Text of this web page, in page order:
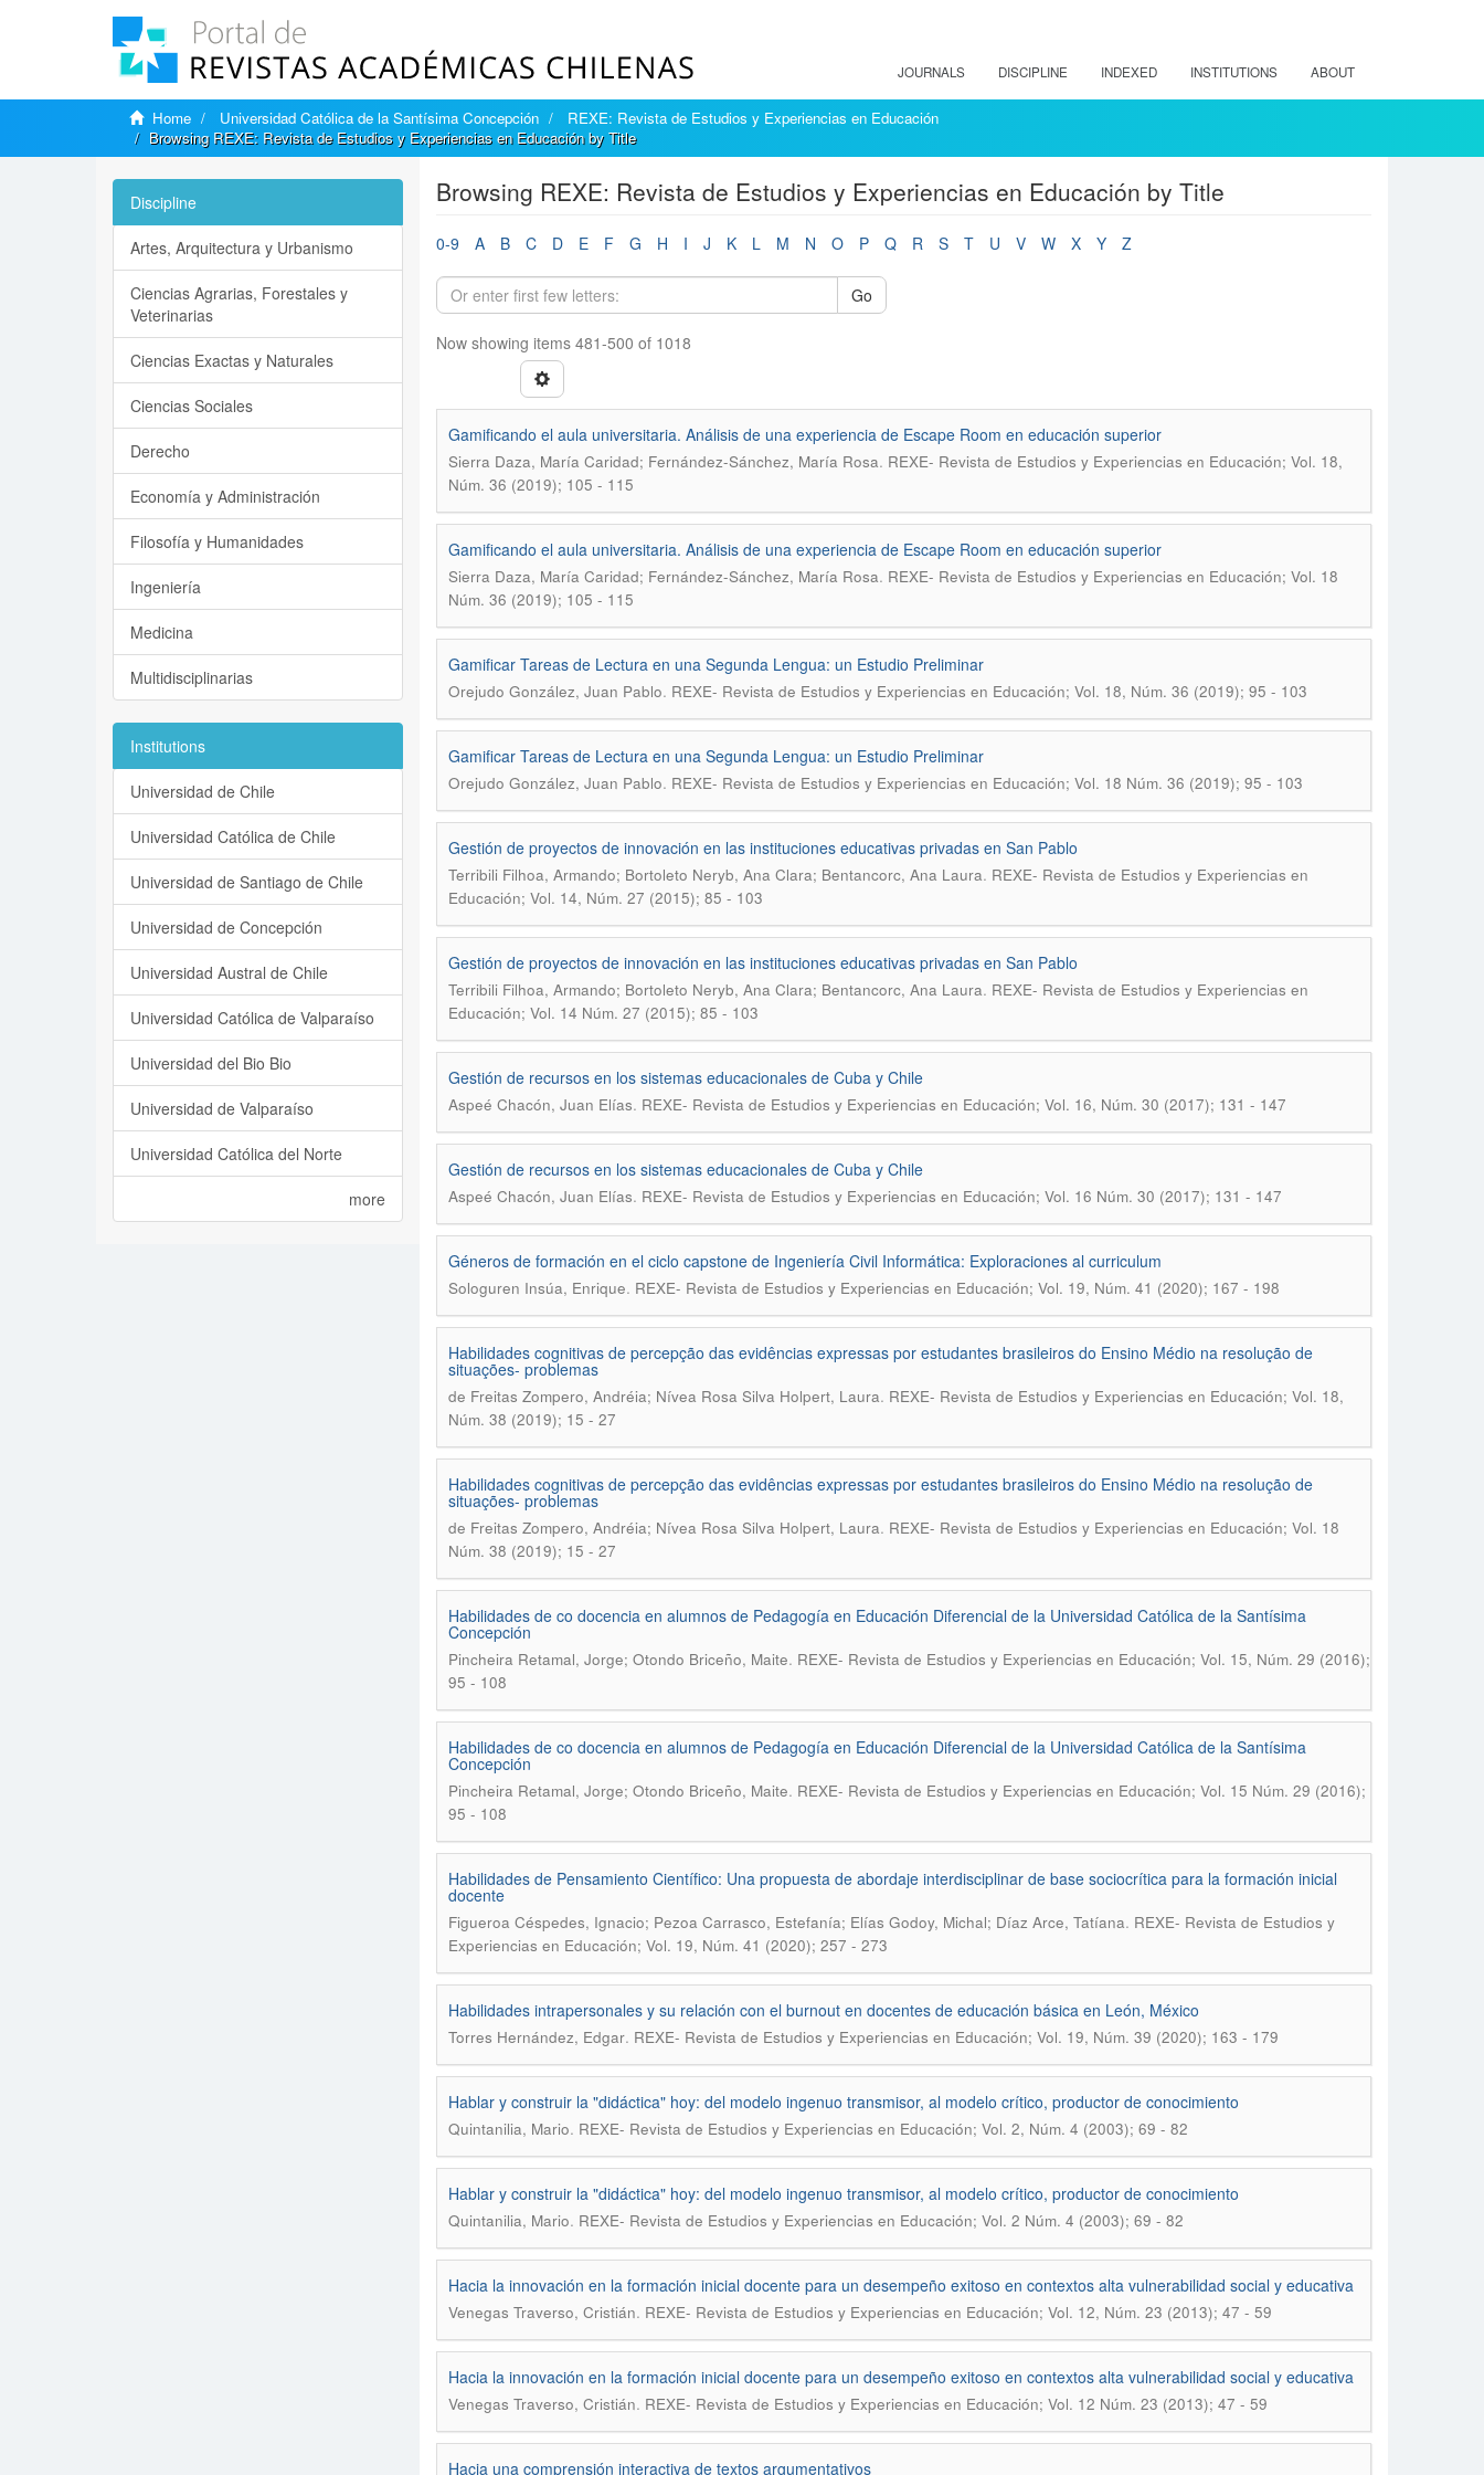
JOURNALS DISCIPLINE INDEXED INSTITUTIONS ABOUT
Home Universidad Católica de la Santísima Concepción
REXE: Revista de Estudios y Experiencias en Educación
Browsing REXE: Revista de Estudios y Experiencias en Educación by Title
Browsing REXE: Revista de Estudios y Experiencias en Educación by Title
0-9 A B C D E F G H I J K L M N O P Q R S T U V W X Y Z
Go
Now showing items 481-500 of 1018
Gamificando el aula universitaria. Análisis de una experiencia de Escape Room en educación superior
Sierra Daza, María Caridad; Fernández-Sánchez, María Rosa. REXE- Revista de Estudios y Experiencias en Educación; Vol. 18,
Núm. 36 (2019); 105 - 115
Gamificando el aula universitaria. Análisis de una experiencia de Escape Room en educación superior
Sierra Daza, María Caridad; Fernández-Sánchez, María Rosa. REXE- Revista de Estudios y Experiencias en Educación; Vol. 18
Núm. 36 (2019); 105 - 115
Gamificar Tareas de Lectura en una Segunda Lengua: un Estudio Preliminar
Orejudo González, Juan Pablo. REXE- Revista de Estudios y Experiencias en Educación; Vol. 18, Núm. 36 (2019); 95 - 103
Gamificar Tareas de Lectura en una Segunda Lengua: un Estudio Preliminar
Orejudo González, Juan Pablo. REXE- Revista de Estudios y Experiencias en Educación; Vol. 18 Núm. 36 (2019); 95 - 103
Gestión de proyectos de innovación en las instituciones educativas privadas en San Pablo
Terribili Filhoa, Armando; Bortoleto Neryb, Ana Clara; Bentancorc, Ana Laura. REXE- Revista de Estudios y Experiencias en
Educación; Vol. 14, Núm. 27 (2015); 85 - 103
Gestión de proyectos de innovación en las instituciones educativas privadas en San Pablo
Terribili Filhoa, Armando; Bortoleto Neryb, Ana Clara; Bentancorc, Ana Laura. REXE- Revista de Estudios y Experiencias en
Educación; Vol. 14 Núm. 27 (2015); 85 - 103
Gestión de recursos en los sistemas educacionales de Cuba y Chile
Aspeé Chacón, Juan Elías. REXE- Revista de Estudios y Experiencias en Educación; Vol. 16, Núm. 30 (2017); 131 - 147
Gestión de recursos en los sistemas educacionales de Cuba y Chile
Aspeé Chacón, Juan Elías. REXE- Revista de Estudios y Experiencias en Educación; Vol. 16 Núm. 30 (2017); 131 - 147
Géneros de formación en el ciclo capstone de Ingeniería Civil Informática: Exploraciones al curriculum
Sologuren Insúa, Enrique. REXE- Revista de Estudios y Experiencias en Educación; Vol. 19, Núm. 41 (2020); 167 - 198
Habilidades cognitivas de percepção das evidências expressas por estudantes brasileiros do Ensino Médio na resolução de
situações- problemas
de Freitas Zompero, Andréia; Nívea Rosa Silva Holpert, Laura. REXE- Revista de Estudios y Experiencias en Educación; Vol. 18,
Núm. 38 (2019); 15 - 27
Habilidades cognitivas de percepção das evidências expressas por estudantes brasileiros do Ensino Médio na resolução de
situações- problemas
de Freitas Zompero, Andréia; Nívea Rosa Silva Holpert, Laura. REXE- Revista de Estudios y Experiencias en Educación; Vol. 18
Núm. 38 (2019); 15 - 27
Habilidades de co docencia en alumnos de Pedagogía en Educación Diferencial de la Universidad Católica de la Santísima
Concepción
Pincheira Retamal, Jorge; Otondo Briceño, Maite. REXE- Revista de Estudios y Experiencias en Educación; Vol. 15, Núm. 29 (2016);
95 - 108
Habilidades de co docencia en alumnos de Pedagogía en Educación Diferencial de la Universidad Católica de la Santísima
Concepción
Pincheira Retamal, Jorge; Otondo Briceño, Maite. REXE- Revista de Estudios y Experiencias en Educación; Vol. 15 Núm. 29 (2016);
95 - 108
Habilidades de Pensamiento Científico: Una propuesta de abordaje interdisciplinar de base sociocrítica para la formación inicial
docente
Figueroa Céspedes, Ignacio; Pezoa Carrasco, Estefanía; Elías Godoy, Michal; Díaz Arce, Tatíana. REXE- Revista de Estudios y
Experiencias en Educación; Vol. 19, Núm. 41 (2020); 257 - 273
Habilidades intrapersonales y su relación con el burnout en docentes de educación básica en León, México
Torres Hernández, Edgar. REXE- Revista de Estudios y Experiencias en Educación; Vol. 19, Núm. 39 (2020); 163 - 179
Hablar y construir la "didáctica" hoy: del modelo ingenuo transmisor, al modelo crítico, productor de conocimiento
Quintanilia, Mario. REXE- Revista de Estudios y Experiencias en Educación; Vol. 2, Núm. 4 (2003); 69 - 82
Hablar y construir la "didáctica" hoy: del modelo ingenuo transmisor, al modelo crítico, productor de conocimiento
Quintanilia, Mario. REXE- Revista de Estudios y Experiencias en Educación; Vol. 2 Núm. 4 (2003); 69 - 82
Hacia la innovación en la formación inicial docente para un desempeño exitoso en contextos alta vulnerabilidad social y educativa
Venegas Traverso, Cristián. REXE- Revista de Estudios y Experiencias en Educación; Vol. 12, Núm. 23 (2013); 47 - 59
Hacia la innovación en la formación inicial docente para un desempeño exitoso en contextos alta vulnerabilidad social y educativa
Venegas Traverso, Cristián. REXE- Revista de Estudios y Experiencias en Educación; Vol. 12 Núm. 23 (2013); 47 - 59
Hacia una comprensión interactiva de textos argumentativos
Discipline
Artes, Arquitectura y Urbanismo
Ciencias Agrarias, Forestales y
Veterinarias
Ciencias Exactas y Naturales
Ciencias Sociales
Derecho
Economía y Administración
Filosofía y Humanidades
Ingeniería
Medicina
Multidisciplinarias
Institutions
Universidad de Chile
Universidad Católica de Chile
Universidad de Santiago de Chile
Universidad de Concepción
Universidad Austral de Chile
Universidad Católica de Valparaíso
Universidad del Bio Bio
Universidad de Valparaíso
Universidad Católica del Norte
more